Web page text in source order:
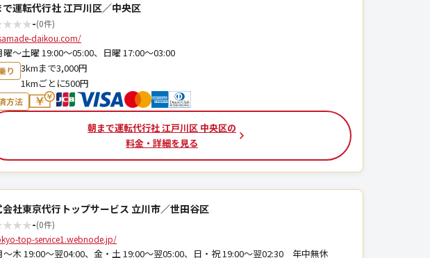
で運転代行社 江戸川区／中央区
★★★-(0件)
daikou.com/
曜〜土曜 19:00〜05:00、日曜 17:00〜03:00
り
3kmまで3,000円
1kmごとに500円
方法
朝まで運転代行社 江戸川区 中央区の
料金・詳細を見る
会社東京代行トップサービス 立川市／世田谷区
★★★-(0件)
top-service1.webnode.jp/
～木 19:00～翌04:00、金・土 19:00～翌05:00、日・祝 19:00～翌02:30 年中無休